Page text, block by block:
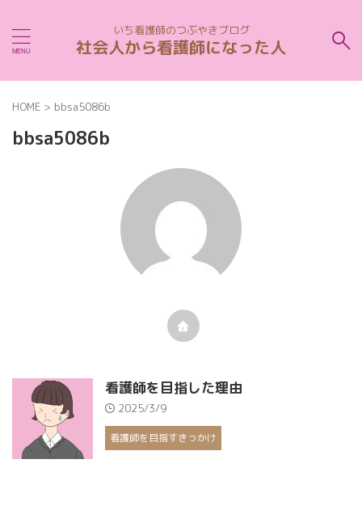
いち看護師のつぶやきブログ
社会人から看護師になった人
HOME > bbsa5086b
bbsa5086b
看護師を目指した理由
2025/3/9
看護師を目指すきっかけ